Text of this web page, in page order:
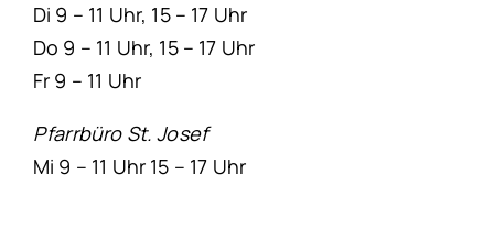
Di 9 – 11 Uhr, 15 – 17 Uhr
Do 9 – 11 Uhr, 15 – 17 Uhr
Fr 9 – 11 Uhr
Pfarrbüro St. Josef
Mi 9 – 11 Uhr 15 – 17 Uhr